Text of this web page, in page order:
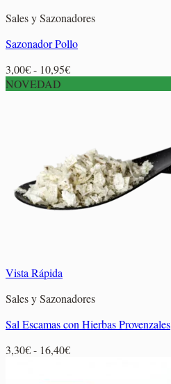
Sales y Sazonadores
Sazonador Pollo
3,00€- 10,95€Rango
10,95€
NOVEDAD
Vista Rápida
Sales y Sazonadores
Sal Escamas con Hierbas Provenzales
3,30€- 16,40€Rango